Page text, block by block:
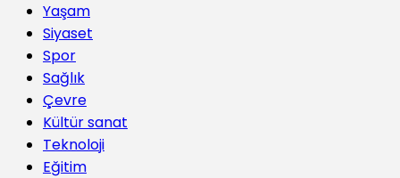
Yaşam
Siyaset
Spor
Sağlık
Çevre
Kültür sanat
Teknoloji
Eğitim